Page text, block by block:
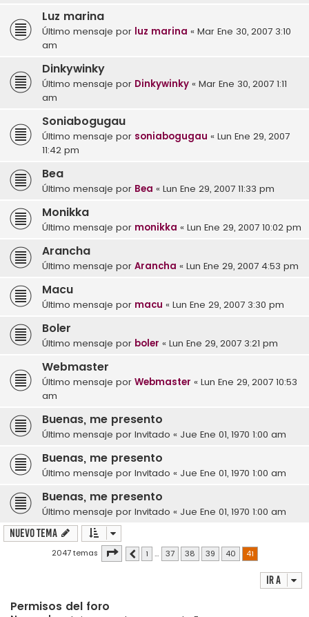
Luz marina
Último mensaje por luz marina « Mar Ene 30, 2007 3:10
am
Dinkywinky
Último mensaje por Dinkywinky « Mar Ene 30, 2007 1:11
am
Soniabogugau
Último mensaje por soniabogugau « Lun Ene 29, 2007
11:42 pm
Bea
Último mensaje por Bea « Lun Ene 29, 2007 11:33 pm
Monikka
Último mensaje por monikka « Lun Ene 29, 2007 10:02 pm
Arancha
Último mensaje por Arancha « Lun Ene 29, 2007 4:53 pm
Macu
Último mensaje por macu « Lun Ene 29, 2007 3:30 pm
Boler
Último mensaje por boler « Lun Ene 29, 2007 3:21 pm
Webmaster
Último mensaje por Webmaster « Lun Ene 29, 2007 10:53
am
Buenas, me presento
Último mensaje por Invitado « Jue Ene 01, 1970 1:00 am
Buenas, me presento
Último mensaje por Invitado « Jue Ene 01, 1970 1:00 am
Buenas, me presento
Último mensaje por Invitado « Jue Ene 01, 1970 1:00 am
Nuevo Tema
2047 temas Página de41
Anterior
1 … 37 38 39 40 41
Ir a
Permisos del foro